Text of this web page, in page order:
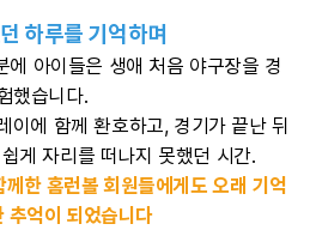
하루를 기억하며
에 아이들은 생애 처음 야구장을 경
했습니다.
이에 함께 환호하고, 경기가 끝난 뒤
게 자리를 떠나지 못했던 시간.
한 홈런볼 회원들에게도 오래 기억
추억이 되었습니다